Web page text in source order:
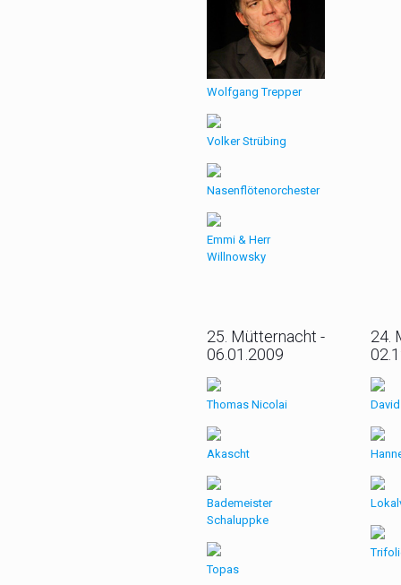
Wolfgang Trepper
Volker Strübing
Nasenflötenorchester
Emmi & Herr
Willnowsky
25. Mütternacht -
06.01.2009
Thomas Nicolai
Akascht
Bademeister
Schaluppke
Topas
24.